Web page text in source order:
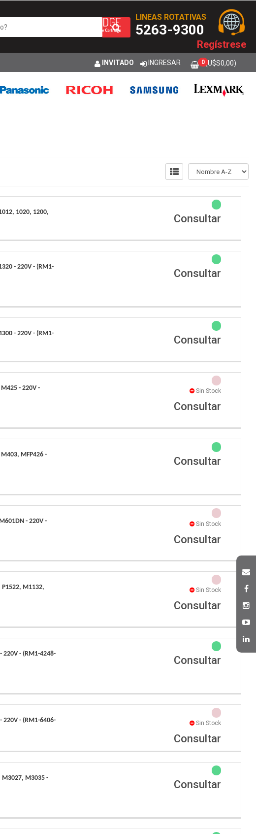
INVITADO INGRESAR 0 (U$S0,00)
LINEAS ROTATIVAS
5263-9300
Regístrese
1020, 1200,
Consultar
- 220V - (RM1-
Consultar
- 220V - (RM1-
Consultar
M425 - 220V -
Sin Stock
Consultar
M403, MFP426 -
Consultar
- 220V -
Sin Stock
Consultar
P1522, M1132,
Sin Stock
Consultar
220V - (RM1-4248-
Consultar
220V - (RM1-6406-
Sin Stock
Consultar
M3027, M3035 -
Consultar